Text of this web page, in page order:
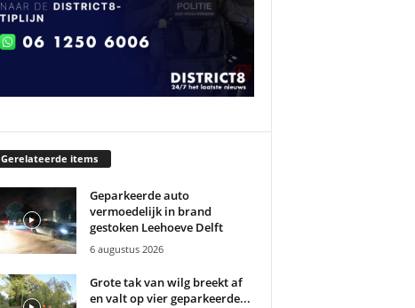
Gerelateerde items
Geparkeerde auto
vermoedelijk in brand
gestoken Leehoeve Delft
6 augustus 2026
Grote tak van wilg breekt af
en valt op vier geparkeerde...